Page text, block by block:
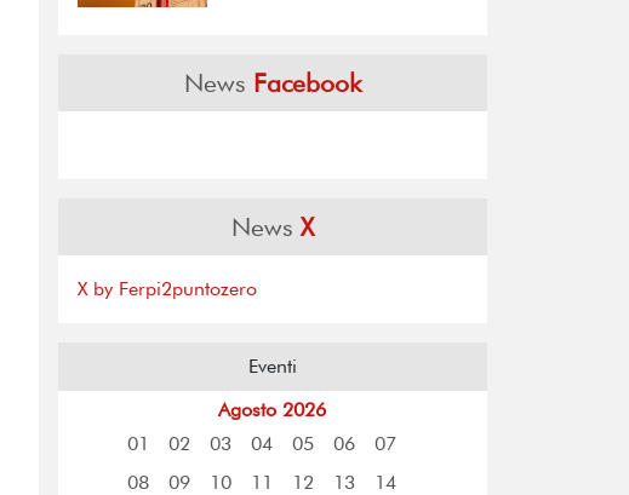
News Facebook
NewsX
X by Ferpi2puntozero
Eventi
Agosto 2026
01
02 03 04 05 06
07
08
09 10 11 12 13
14